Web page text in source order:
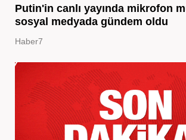
Putin'in canlı yayında mikrofon
sosyal medyada gündem oldu
Haber7